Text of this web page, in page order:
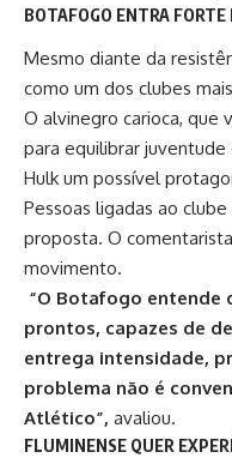
BOTAFOGO ENTRA
Mesmo diante da
como um dos clubes
O alvinegro carioca, que
para equilibrar
Hulk um possível
Pessoas ligadas ao
proposta. O
movimento.
“O Botafogo entende
prontos, capazes de
entrega intensidade,
problema não é
Atlético”, avaliou.
FLUMINENSE QUER